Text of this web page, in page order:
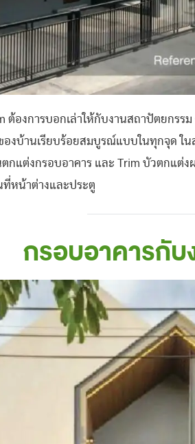
ต้องการบอกเล่าให้กับงานสถาปัตยกรรม
งบ้านเรียบร้อยสมบูรณ์แบบในทุกจุด ใ
กแต่งกรอบอาคาร และ Trim บัวตกแต่
ที่หน้าต่างและประตู
กรอบอาคารกับ